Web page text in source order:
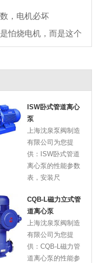
，电机必坏
怕烧电机，而是这个
ISW卧式管道离心
泵
上海沈泉泵阀制造
有限公司为您提
供：ISW卧式管道
离心泵的性能参数
表，安装尺
CQB-L磁力立式管
道离心泵
上海沈泉泵阀制造
有限公司为您提
供：CQB-L磁力管
道离心泵的性能参